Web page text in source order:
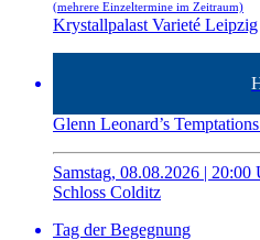
(mehrere Einzeltermine im Zeitraum)
Krystallpalast Varieté Leipzig
Glenn Leonard’s
Samstag, 08.08.2026 | 20:00
Schloss Colditz
Tag der Begegnung